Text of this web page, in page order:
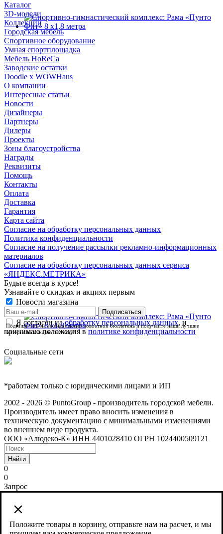
Каталог
3D-модели
Коллекции
Городская мебель
Спортивное оборудование
Умная спортплощадка
Мебель HoReCa
Заводские остатки
Doodle x WOWHaus
О компании
Интересные статьи
Новости
Дизайнеры
Партнеры
Дилеры
Проекты
Зоны благоустройства
Награды
Реквизиты
Помощь
Контакты
Оплата
Доставка
Гарантия
Карта сайта
Согласие на обработку персональных данных
Политика конфиденциальности
Согласие на получение рассылки рекламно-информационных
материалов
Согласие на обработку персональных данных сервиса
«ЯНДЕКС.МЕТРИКА»
Будьте всегда в курсе!
Узнавайте о скидках и акциях первым
Новости магазина
Я согласен наобработку персональных данных, и
принимаю положения в политике конфиденциальности
Подпишитесь на еженедельный новостной бюллетень и получайте наши лучшие
материалы каждую пятницу!
Социальные сети
*работаем только с юридическими лицами и ИП
2002 - 2026 © PuntoGroup - производитель городской мебели.
Производитель имеет право вносить изменения в
техническую документацию с минимальными изменениями
во внешнем виде продукта.
ООО «Алюдеко-К» ИНН 4401028410 ОГРН 1024400509121
Найти
0
0
Запрос
Положите товары в корзину, отправьте нам на расчет, и мы
Сайт использует cookies и сервис веб-аналитики Яндекс
Метрика, предоставляемый компанией ООО «ЯНДЕКС»,
119021, Россия, Москва, ул. Л. Толстого, 16.